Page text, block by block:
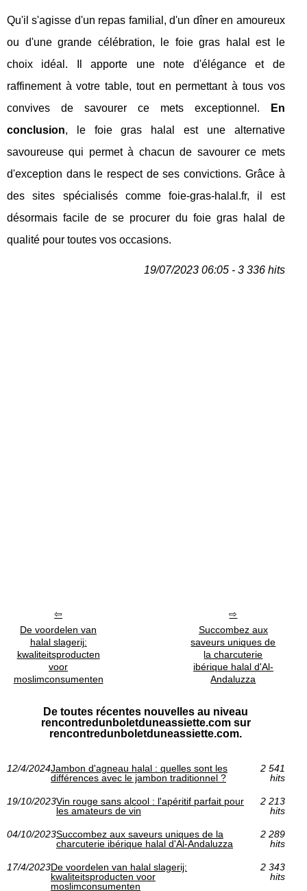
Qu'il s'agisse d'un repas familial, d'un dîner en amoureux
ou d'une grande célébration, le foie gras halal est le
choix idéal. Il apporte une note d'élégance et de
raffinement à votre table, tout en permettant à tous vos
convives de savourer ce mets exceptionnel.
En
conclusion, le foie gras halal est une alternative
savoureuse qui permet à chacun de savourer ce mets
d'exception dans le respect de ses convictions. Grâce à
des sites spécialisés comme foie-gras-halal.fr, il est
désormais facile de se procurer du foie gras halal de
qualité pour toutes vos occasions.
19/07/2023 06:05 - 3 336 hits
De voordelen van
halal slagerij:
kwaliteitsproducten
voor
moslimconsumenten
Succombez aux
saveurs uniques de
la charcuterie
ibérique halal d'Al-
Andaluzza
De toutes récentes nouvelles au niveau
rencontredunboletduneassiette.com sur
rencontredunboletduneassiette.com.
12/4/2024Jambon d'agneau halal : quelles sont les
différences avec le jambon traditionnel ?
2 541
hits
19/10/2023Vin rouge sans alcool : l'apéritif parfait pour
les amateurs de vin
2 213
hits
04/10/2023Succombez aux saveurs uniques de la
charcuterie ibérique halal d'Al-Andaluzza
2 289
hits
17/4/2023De voordelen van halal slagerij:
kwaliteitsproducten voor
moslimconsumenten
2 343
hits